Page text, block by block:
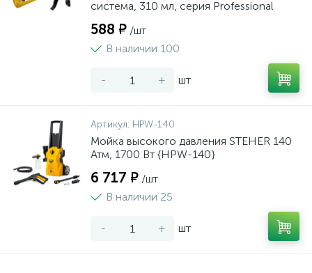
система, 310 мл, серия Professional
588 ₽ /шт
В наличии 100
- + шт
Артикул: HPW-140
Мойка высокого давления STEHER 140
Атм, 1700 Вт {HPW-140}
6 717 ₽ /шт
В наличии 25
- + шт